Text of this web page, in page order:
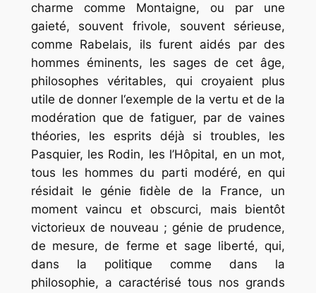
charme comme Montaigne, ou par une
gaieté, souvent frivole, souvent sérieuse,
comme Rabelais, ils furent aidés par des
hommes éminents, les sages de cet âge,
philosophes véritables, qui croyaient plus
utile de donner l‘exemple de la vertu et de la
modération que de fatiguer, par de vaines
théories, les esprits déjà si troubles, les
Pasquier, les Rodin, les l’Hôpital, en un mot,
tous les hommes du parti modéré, en qui
résidait le génie ﬁdèle de la France, un
moment vaincu et obscurci, mais bientôt
victorieux de nouveau ; génie de prudence,
de mesure, de ferme et sage liberté, qui,
dans la politique comme dans la
philosophie, a caractérisé tous nos grands